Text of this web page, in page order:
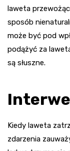
laweta
sposób
może być pod
podążyć za
są słuszne.
Kiedy laweta
zdarzenia